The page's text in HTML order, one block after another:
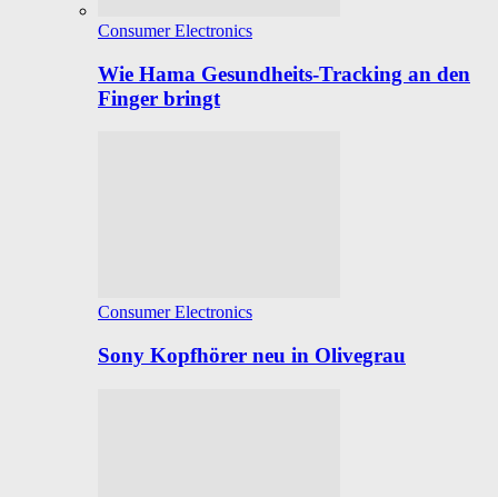
Consumer Electronics
Wie Hama Gesundheits-Tracking an den
Finger bringt
Consumer Electronics
Sony Kopfhörer neu in Olivegrau